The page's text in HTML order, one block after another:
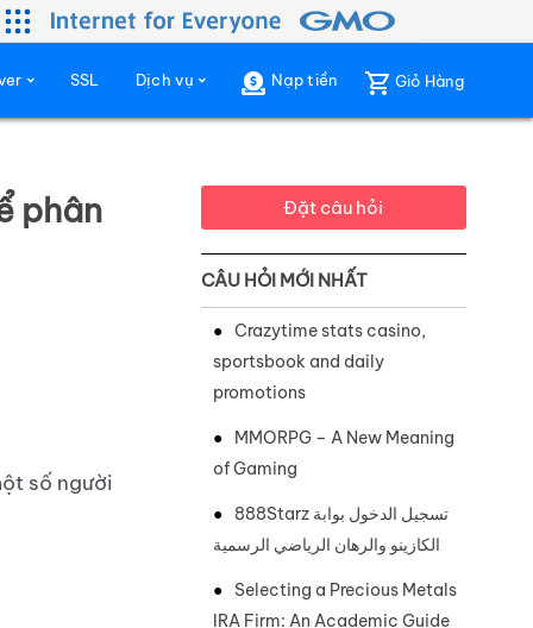
SSL Dịch vụ Nạp tiền Giỏ Hàng
phân
số người
Đặt câu hỏi
CÂU HỎI MỚI NHẤT
Crazytime stats casino,
sportsbook and daily
promotions
MMORPG – A New Meaning
of Gaming
888Starz تسجيل الدخول بوابة
الكازينو والرهان الرياضي الرسمية
Selecting a Precious Metals
IRA Firm: An Academic Guide